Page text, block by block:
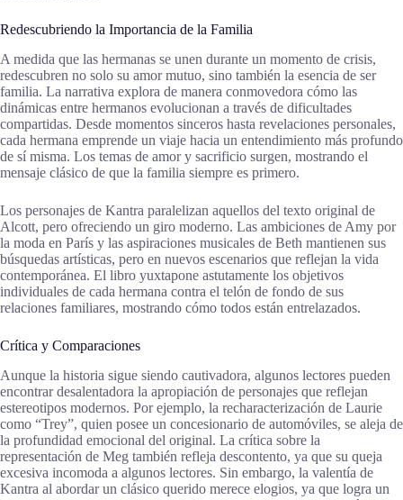
Redescubriendo la Importancia de la Familia
A medida que las hermanas se unen durante un momento de crisis,
redescubren no solo su amor mutuo, sino también la esencia de ser
familia. La narrativa explora de manera conmovedora cómo las
dinámicas entre hermanos evolucionan a través de dificultades
compartidas. Desde momentos sinceros hasta revelaciones personales,
cada hermana emprende un viaje hacia un entendimiento más profundo
de sí misma. Los temas de amor y sacrificio surgen, mostrando el
mensaje clásico de que la familia siempre es primero.
Los personajes de Kantra paralelizan aquellos del texto original de
Alcott, pero ofreciendo un giro moderno. Las ambiciones de Amy por
la moda en París y las aspiraciones musicales de Beth mantienen sus
búsquedas artísticas, pero en nuevos escenarios que reflejan la vida
contemporánea. El libro yuxtapone astutamente los objetivos
individuales de cada hermana contra el telón de fondo de sus
relaciones familiares, mostrando cómo todos están entrelazados.
Crítica y Comparaciones
Aunque la historia sigue siendo cautivadora, algunos lectores pueden
encontrar desalentadora la apropiación de personajes que reflejan
estereotipos modernos. Por ejemplo, la recharacterización de Laurie
como “Trey”, quien posee un concesionario de automóviles, se aleja de
la profundidad emocional del original. La crítica sobre la
representación de Meg también refleja descontento, ya que su queja
excesiva incomoda a algunos lectores. Sin embargo, la valentía de
Kantra al abordar un clásico querido merece elogios, ya que logra un